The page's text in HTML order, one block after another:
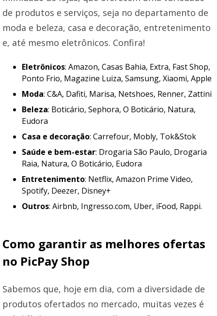
de produtos e serviços, seja no departamento de
moda e beleza, casa e decoração, entretenimento
e, até mesmo eletrônicos. Confira!
Eletrônicos: Amazon, Casas Bahia, Extra, Fast Shop,
Ponto Frio, Magazine Luiza, Samsung, Xiaomi, Apple
Moda: C&A, Dafiti, Marisa, Netshoes, Renner, Zattini
Beleza: Boticário, Sephora, O Boticário, Natura,
Eudora
Casa e decoração: Carrefour, Mobly, Tok&Stok
Saúde e bem-estar: Drogaria São Paulo, Drogaria
Raia, Natura, O Boticário, Eudora
Entretenimento: Netflix, Amazon Prime Video,
Spotify, Deezer, Disney+
Outros: Airbnb, Ingresso.com, Uber, iFood, Rappi.
Como garantir as melhores ofertas
no PicPay Shop
Sabemos que, hoje em dia, com a diversidade de
produtos ofertados no mercado, muitas vezes é